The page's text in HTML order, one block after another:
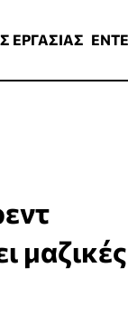
ΕΡΓΑΣΙΑΣ
μαζικές